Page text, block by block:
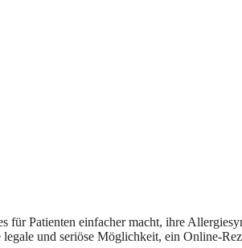
Patienten einfacher macht, ihre
und seriöse Möglichkeit, ein Online-